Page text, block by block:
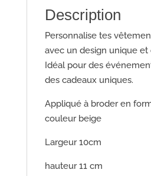
Description
Personnalise tes
avec un design unique et
Idéal pour des
des cadeaux uniques.
Appliqué à broder en
couleur beige
Largeur 10cm
hauteur 11 cm